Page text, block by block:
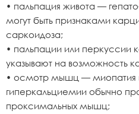
• пальпация живота —
могут быть признаками
саркоидоза;
• пальпации или перкуссии
указывают на возможность
• осмотр мышц — миопатия
гиперкальциемии обычно
проксимальных мышц;